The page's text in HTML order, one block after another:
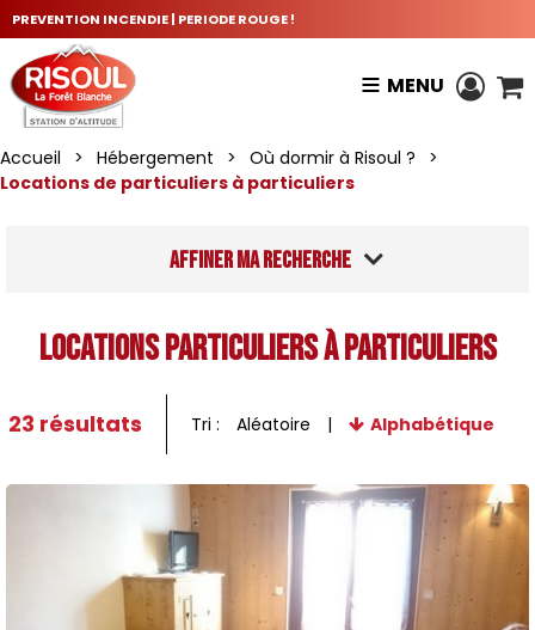
PREVENTION INCENDIE | PERIODE ROUGE !
MENU
Accueil > Hébergement > Où dormir à Risoul ?
>
Locations de particuliers à particuliers
Affiner ma recherche
Locations particuliers à particuliers
23 résultats Tri : Aléatoire Alphabétique